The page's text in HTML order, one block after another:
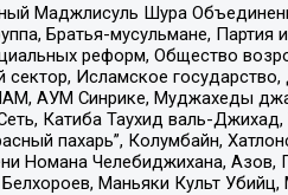
Маджлисуль Шура
Братья-мусульмане,
реформ, Общество
Исламское
АУМ Синрике, Муджахеды
Катиба Таухид валь-
пахарь”, Колумбайн,
Номана Челебиджихана, Азов,
Маньяки Культ